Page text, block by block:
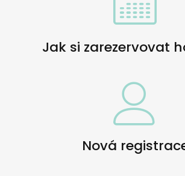
Jak si zarezervovat
Nová